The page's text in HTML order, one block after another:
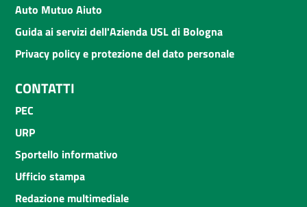
Auto Mutuo Aiuto
Guida ai servizi dell'Azienda USL di Bologna
Privacy policy e protezione del dato personale
CONTATTI
PEC
URP
Sportello informativo
Ufficio stampa
Redazione multimediale